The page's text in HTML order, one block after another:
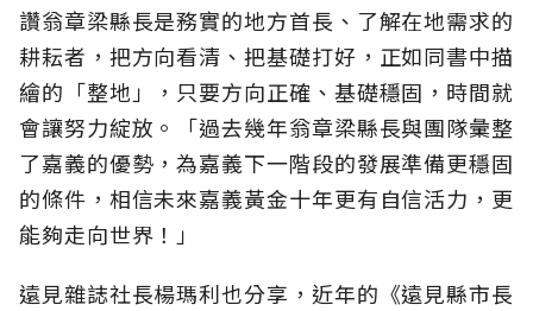
讚翁章梁縣長是務實的地方首長、了解在地需求的
耕耘者，把方向看清、把基礎打好，正如同書中描
繪的「整地」，只要方向正確、基礎穩固，時間就
會讓努力綻放。「過去幾年翁章梁縣長與團隊彙整
了嘉義的優勢，為嘉義下一階段的發展準備更穩固
的條件，相信未來嘉義黃金十年更有自信活力，更
能夠走向世界！」
遠見雜誌社長楊瑪利也分享，近年的《遠見縣市長